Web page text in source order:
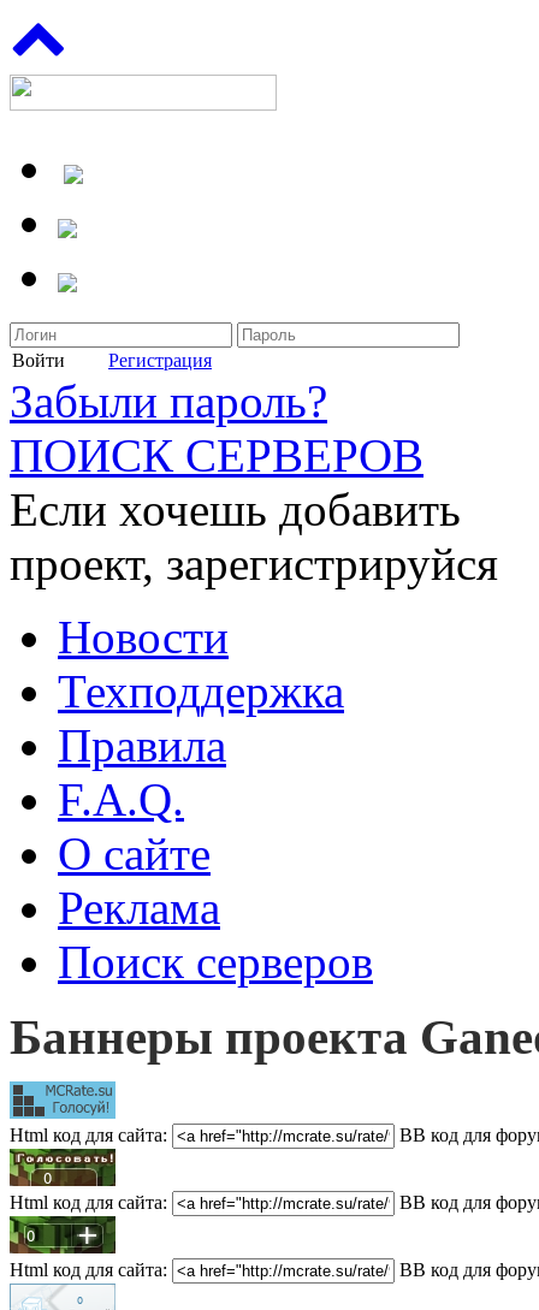
Войти Регистрация
Забыли пароль?
ПОИСК СЕРВЕРОВ
Если хочешь добавить
проект, зарегистрируйся
Новости
Техподдержка
Правила
F.A.Q.
О сайте
Реклама
Поиск серверов
Баннеры проекта
Html код для сайта: BB код для
Html код для сайта: BB код для
Html код для сайта: BB код для